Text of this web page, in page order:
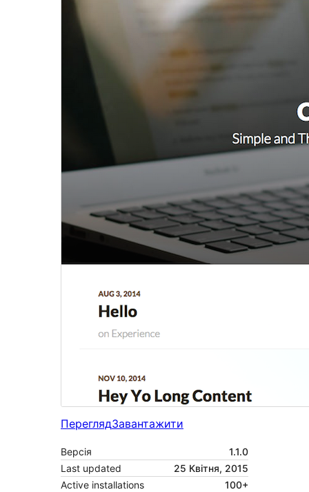
ПереглядЗавантажити
Версія
1.1.0
Last updated
25 Квітня, 2015
Active installations
100+